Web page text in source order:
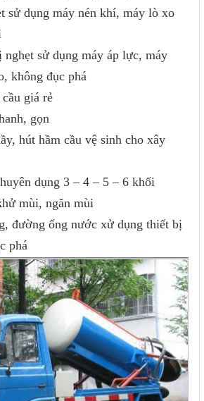
sử dụng máy nén khí, máy lò xo
nghẹt sử dụng máy áp lực, máy
không đục phá
giá rẻ
gọn
hút hầm cầu vệ sinh cho xây
dụng 3 – 4 – 5 – 6 khối
mùi, ngăn mùi
đường ống nước xử dụng thiết bị
phá